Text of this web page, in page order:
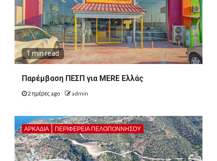
1 min read
Παρέμβαση ΠΕΣΠ για MERE Ελλάς
2 ημέρες ago admin
ΑΡΚΑΔΊΑ ΠΕΡΙΦΈΡΕΙΑ ΠΕΛΟΠΟΝΝΉΣΟΥ